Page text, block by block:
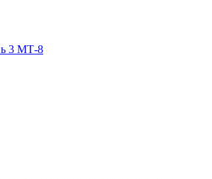
3 МТ-8